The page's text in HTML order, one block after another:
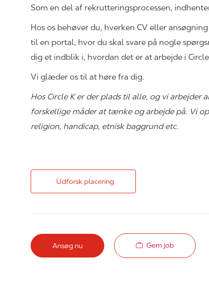
Som en del af rekrutteringsprocessen,
Hos os behøver du, hverken CV eller
til en portal, hvor du skal svare på nogle
dig et indblik i, hvordan det er at arbejde i Circle
Vi glæder os til at høre fra dig.
Hos Circle K er der plads til alle, og vi arbejder
forskellige måder at tænke og arbejde på. Vi
religion, handicap, etnisk baggrund etc.
Udforsk placering
Ansøg nu Gem job